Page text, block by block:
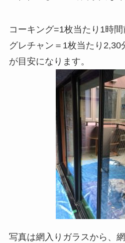
コーキング=1枚当たり1時間
グレチャン＝1枚当たり2,30
が目安になります。
写真は網入りガラスから、